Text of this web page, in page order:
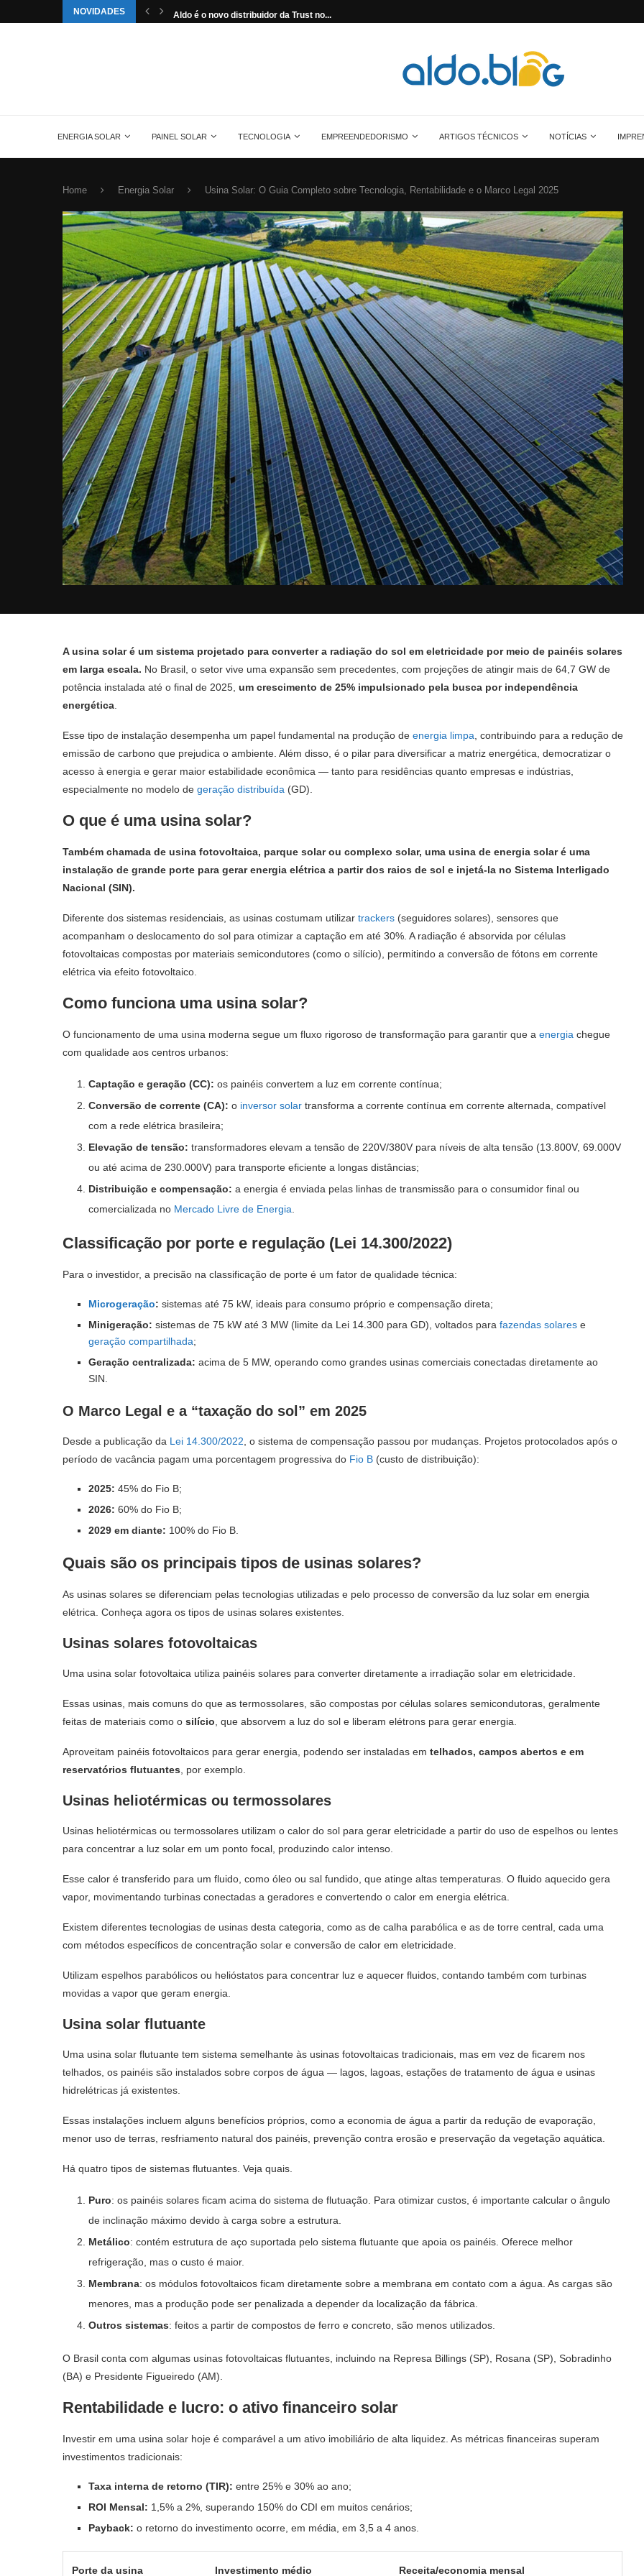
NOVIDADES
pela energia solar nos... Aldo é o novo distribuidor da Trust no...
ENERGIA SOLAR PAINEL SOLAR TECNOLOGIA EMPREENDEDORISMO ARTIGOS TÉCNICOS NOTÍCIAS
Home Energia Solar Usina Solar: O Guia Completo sobre Tecnologia, Rentabilidade e o Marco Legal 2025
A usina solar é um sistema projetado para converter a radiação do sol em eletricidade por meio de painéis solares
em larga escala. No Brasil, o setor vive uma expansão sem precedentes, com projeções de atingir mais de 64,7 GW de
potência instalada até o final de 2025, um crescimento de 25% impulsionado pela busca por independência
energética
Esse tipo de instalação desempenha um papel fundamental na produção de energia limpa , contribuindo para a redução de
emissão de carbono que prejudica o ambiente. Além disso, é o pilar para diversificar a matriz energética, democratizar o
acesso à energia e gerar maior estabilidade econômica — tanto para residências quanto empresas e indústrias,
especialmente no modelo de geração distribuída (GD).
O que é uma usina solar?
Também chamada de usina fotovoltaica, parque solar ou complexo solar, uma usina de energia solar é uma
instalação de grande porte para gerar energia elétrica a partir dos raios de sol e injetá-la no Sistema Interligado
Nacional (SIN).
Diferente dos sistemas residenciais, as usinas costumam utilizar trackers (seguidores solares), sensores que
acompanham o deslocamento do sol para otimizar a captação em até 30%. A radiação é absorvida por células
fotovoltaicas compostas por materiais semicondutores (como o silício), permitindo a conversão de fótons em corrente
elétrica via efeito fotovoltaico.
Como funciona uma usina solar?
O funcionamento de uma usina moderna segue um fluxo rigoroso de transformação para garantir que a energia chegue
com qualidade aos centros urbanos:
Captação e geração (CC): os painéis convertem a luz em corrente contínua;
Conversão de corrente (CA): o inversor solar transforma a corrente contínua em corrente alternada, compatível
com a rede elétrica brasileira;
Elevação de tensão: transformadores elevam a tensão de 220V/380V para níveis de alta tensão (13.800V, 69.000V
ou até acima de 230.000V) para transporte eficiente a longas distâncias;
Distribuição e compensação: a energia é enviada pelas linhas de transmissão para o consumidor final ou
comercializada no Mercado Livre de Energia
Classificação por porte e regulação (Lei 14.300/2022)
Para o investidor, a precisão na classificação de porte é um fator de qualidade técnica:
Microgeração: sistemas até 75 kW, ideais para consumo próprio e compensação direta;
Minigeração: sistemas de 75 kW até 3 MW (limite da Lei 14.300 para GD), voltados para fazendas solares e
geração compartilhada;
Geração centralizada: acima de 5 MW, operando como grandes usinas comerciais conectadas diretamente ao
SIN.
O Marco Legal e a “taxação do sol” em 2025
Desde a publicação da Lei 14.300/2022 , o sistema de compensação passou por mudanças. Projetos protocolados após o
período de vacância pagam uma porcentagem progressiva do Fio B (custo de distribuição):
2025: 45% do Fio B;
2026: 60% do Fio B;
2029 em diante: 100% do Fio B.
Quais são os principais tipos de usinas solares?
As usinas solares se diferenciam pelas tecnologias utilizadas e pelo processo de conversão da luz solar em energia
elétrica. Conheça agora os tipos de usinas solares existentes.
Usinas solares fotovoltaicas
Uma usina solar fotovoltaica utiliza painéis solares para converter diretamente a irradiação solar em eletricidade.
Essas usinas, mais comuns do que as termossolares, são compostas por células solares semicondutoras, geralmente
feitas de materiais como o silício , que absorvem a luz do sol e liberam elétrons para gerar energia.
Aproveitam painéis fotovoltaicos para gerar energia, podendo ser instaladas em telhados, campos abertos e em
reservatórios flutuantes , por exemplo.
Usinas heliotérmicas ou termossolares
Usinas heliotérmicas ou termossolares utilizam o calor do sol para gerar eletricidade a partir do uso de espelhos ou lentes
para concentrar a luz solar em um ponto focal, produzindo calor intenso.
Esse calor é transferido para um fluido, como óleo ou sal fundido, que atinge altas temperaturas. O fluido aquecido gera
vapor, movimentando turbinas conectadas a geradores e convertendo o calor em energia elétrica.
Existem diferentes tecnologias de usinas desta categoria, como as de calha parabólica e as de torre central, cada uma
com métodos específicos de concentração solar e conversão de calor em eletricidade.
Utilizam espelhos parabólicos ou helióstatos para concentrar luz e aquecer fluidos, contando também com turbinas
movidas a vapor que geram energia.
Usina solar flutuante
Uma usina solar flutuante tem sistema semelhante às usinas fotovoltaicas tradicionais, mas em vez de ficarem nos
telhados, os painéis são instalados sobre corpos de água — lagos, lagoas, estações de tratamento de água e usinas
hidrelétricas já existentes.
Essas instalações incluem alguns benefícios próprios, como a economia de água a partir da redução de evaporação,
menor uso de terras, resfriamento natural dos painéis, prevenção contra erosão e preservação da vegetação aquática.
Há quatro tipos de sistemas flutuantes. Veja quais.
Puro: os painéis solares ficam acima do sistema de flutuação. Para otimizar custos, é importante calcular o ângulo
de inclinação máximo devido à carga sobre a estrutura.
Metálico: contém estrutura de aço suportada pelo sistema flutuante que apoia os painéis. Oferece melhor
refrigeração, mas o custo é maior.
Membrana: os módulos fotovoltaicos ficam diretamente sobre a membrana em contato com a água. As cargas são
menores, mas a produção pode ser penalizada a depender da localização da fábrica.
Outros sistemas: feitos a partir de compostos de ferro e concreto, são menos utilizados.
O Brasil conta com algumas usinas fotovoltaicas flutuantes, incluindo na Represa Billings (SP), Rosana (SP), Sobradinho
(BA) e Presidente Figueiredo (AM).
Rentabilidade e lucro: o ativo financeiro solar
Investir em uma usina solar hoje é comparável a um ativo imobiliário de alta liquidez. As métricas financeiras superam
investimentos tradicionais:
Taxa interna de retorno (TIR): entre 25% e 30% ao ano;
ROI Mensal: 1,5% a 2%, superando 150% do CDI em muitos cenários;
Payback: o retorno do investimento ocorre, em média, em 3,5 a 4 anos.
Porte da usina Investimento médio Receita/economia mensal